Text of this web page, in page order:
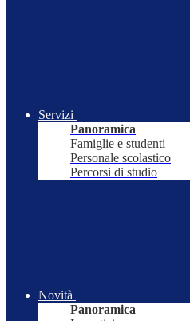
Servizi
Panoramica
Famiglie e studenti
Personale scolastico
Percorsi di studio
Novità
Panoramica